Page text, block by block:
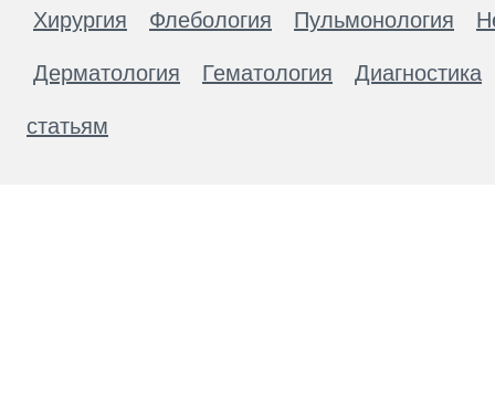
Хирургия Флебология Пульмонология
Дерматология Гематология Диагностика
статьям